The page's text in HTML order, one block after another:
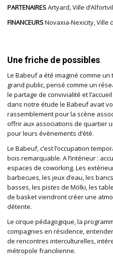
PARTENAIRESArtyard, Ville
FINANCEURSNovaxia-Nexicity, Ville
Une friche de possibles
Le Babeuf a été imaginé comme
grand public, pensé comme un
le partage de convivialité et
dans notre étude le Babeuf avait
rassemblement pour la scène
offrir aux associations de quartier
pour leurs évènements d’été.
Le Babeuf, c’est l’occupation
bois remarquable. A l’intérieur :
espaces de coworking. Les
barbecues, les jeux d’eau, les
basses, les pistes de Mölki, les
de basket viendront créer une
détente.
Le cirque pédagogique, la
compagnies en résidence,
de rencontres interculturelles,
métropole francilienne.